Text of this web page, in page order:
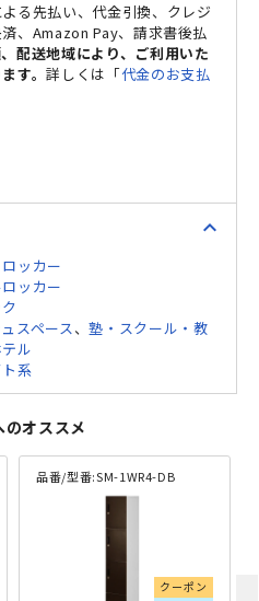
る先払い、代金引換、クレジ
、Amazon Pay、請求書後払
配送地域により、ご利用いた
す。詳しくは「代金のお支払
expand_less
ッカー
ッカー
スペース 、塾・スクール・教
ル
系
のオススメ
品番/型番:SM-1WR4-DB
クーポン